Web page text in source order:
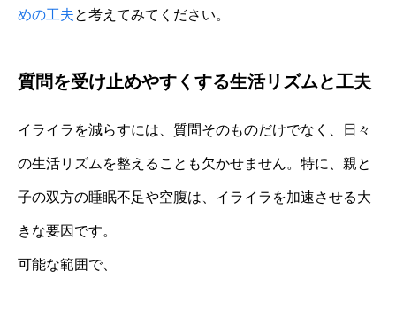
めの工夫と考えてみてください。
質問を受け止めやすくする生活リズムと工夫
イライラを減らすには、質問そのものだけでなく、日々
の生活リズムを整えることも欠かせません。特に、親と
子の双方の睡眠不足や空腹は、イライラを加速させる大
きな要因です。
可能な範囲で、